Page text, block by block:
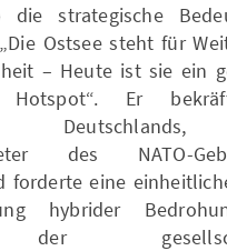
die strategische
Ostsee steht für
– Heute ist sie ein
Hotspot“. Er
des NATO-
forderte eine
hybrider